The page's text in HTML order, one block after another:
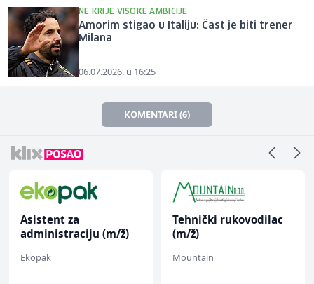
NE KRIJE VISOKE AMBICIJE
Amorim stigao u Italiju: Čast je biti trener
Milana
06.07.2026. u 16:25
KOMENTARI (6)
Asistent za
administraciju (m/ž)
Ekopak
Tehnički rukovodilac
(m/ž)
Mountain